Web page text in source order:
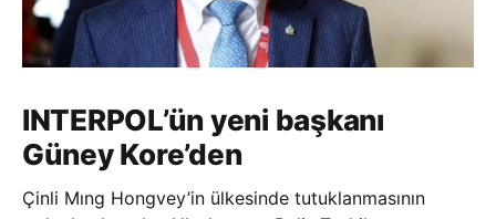
INTERPOL’ün yeni başkanı
Güney Kore’den
Çinli Mıng Hongvey’in ülkesinde tutuklanmasının